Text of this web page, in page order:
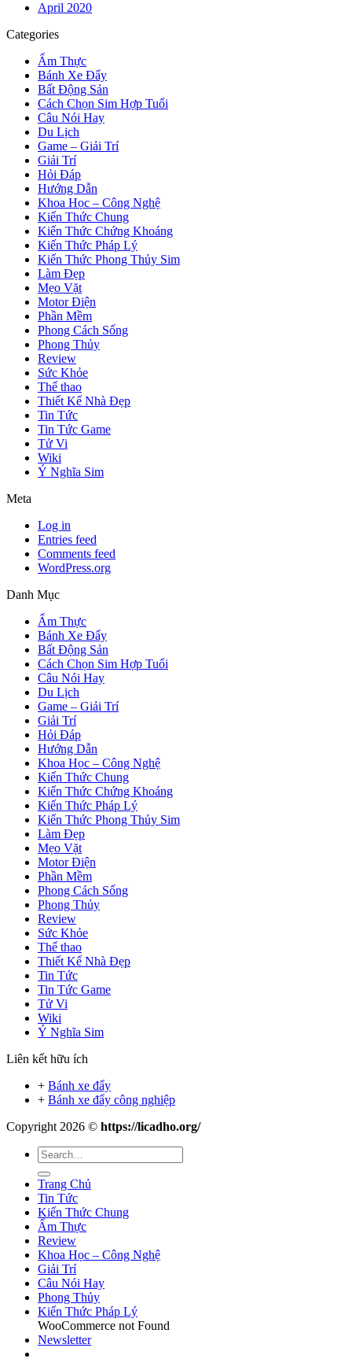
April 2020
Categories
Ẩm Thực
Bánh Xe Đẩy
Bất Động Sản
Cách Chọn Sim Hợp Tuổi
Câu Nói Hay
Du Lịch
Game – Giải Trí
Giải Trí
Hỏi Đáp
Hướng Dẫn
Khoa Học – Công Nghệ
Kiến Thức Chung
Kiến Thức Chứng Khoáng
Kiến Thức Pháp Lý
Kiến Thức Phong Thủy Sim
Làm Đẹp
Mẹo Vặt
Motor Điện
Phần Mềm
Phong Cách Sống
Phong Thủy
Review
Sức Khỏe
Thể thao
Thiết Kế Nhà Đẹp
Tin Tức
Tin Tức Game
Tử Vi
Wiki
Ý Nghĩa Sim
Meta
Log in
Entries feed
Comments feed
WordPress.org
Danh Mục
Ẩm Thực
Bánh Xe Đẩy
Bất Động Sản
Cách Chọn Sim Hợp Tuổi
Câu Nói Hay
Du Lịch
Game – Giải Trí
Giải Trí
Hỏi Đáp
Hướng Dẫn
Khoa Học – Công Nghệ
Kiến Thức Chung
Kiến Thức Chứng Khoáng
Kiến Thức Pháp Lý
Kiến Thức Phong Thủy Sim
Làm Đẹp
Mẹo Vặt
Motor Điện
Phần Mềm
Phong Cách Sống
Phong Thủy
Review
Sức Khỏe
Thể thao
Thiết Kế Nhà Đẹp
Tin Tức
Tin Tức Game
Tử Vi
Wiki
Ý Nghĩa Sim
Liên kết hữu ích
+ Bánh xe đẩy
+ Bánh xe đẩy công nghiệp
Copyright 2026 © https://licadho.org/
Trang Chủ
Tin Tức
Kiến Thức Chung
Ẩm Thực
Review
Khoa Học – Công Nghệ
Giải Trí
Câu Nói Hay
Phong Thủy
Kiến Thức Pháp Lý
WooCommerce not Found
Newsletter